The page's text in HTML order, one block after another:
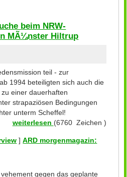
beim NRW-
MÃ¼nster Hiltrup
teil - zur
1994 beteiligten sich auch die
einer dauerhaften
strapaziösen Bedingungen
unterm Scheffel!
weiterlesen (6760 Zeichen )
]ARD morgenmagazin:
gegen das geplante